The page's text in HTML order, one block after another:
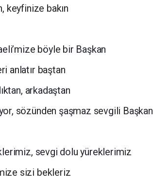
keyfinize bakın
böyle bir Başkan
anlatır baştan
arkadaştan
sözünden şaşmaz sevgili Başkan
sevgi dolu yüreklerimiz
sizi bekleriz